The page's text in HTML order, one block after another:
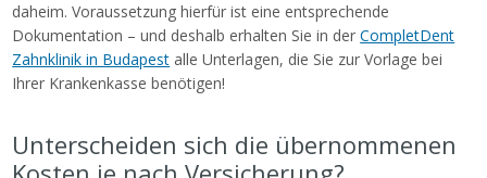
daheim. Voraussetzung hierfür ist eine entsprechende
Dokumentation – und deshalb erhalten Sie in derCompletDent
Zahnklinik in Budapest alle Unterlagen, die Sie zur Vorlage bei
Ihrer Krankenkasse benötigen!
Unterscheiden sich die übernommenen